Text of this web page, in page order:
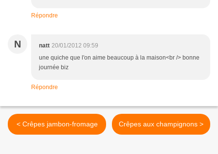
Répondre
N natt 20/01/2012 09:59
une quiche que l'on aime beaucoup à la maison<br /> bonne
journée biz
Répondre
< Crêpes jambon-fromage Crêpes aux champignons >